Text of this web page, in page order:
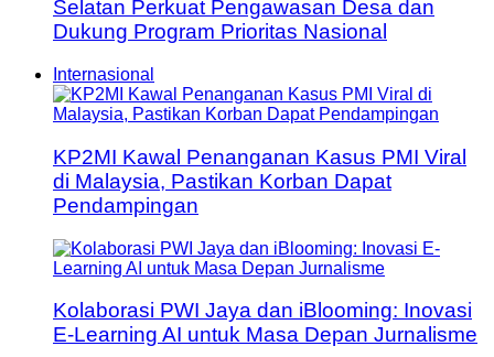
Selatan Perkuat Pengawasan Desa dan
Dukung Program Prioritas Nasional
Internasional
KP2MI Kawal Penanganan Kasus PMI Viral
di Malaysia, Pastikan Korban Dapat
Pendampingan
Kolaborasi PWI Jaya dan iBlooming: Inovasi
E-Learning AI untuk Masa Depan Jurnalisme